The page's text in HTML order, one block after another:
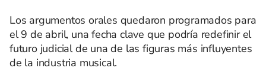
Los argumentos orales quedaron programados para
el 9 de abril, una fecha clave que podría redefinir el
futuro judicial de una de las figuras más influyentes
de la industria musical.